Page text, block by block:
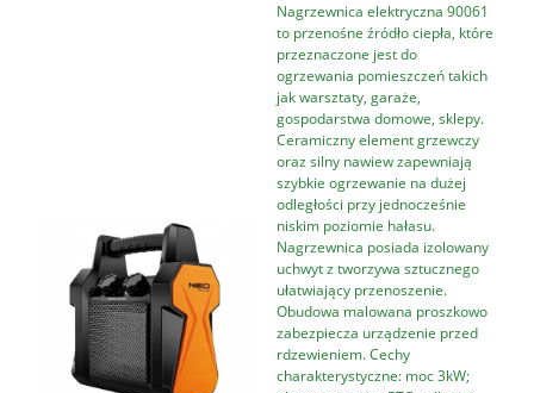
Nagrzewnica elektryczna 90061
to przenośne źródło ciepła, które
przeznaczone jest do
ogrzewania pomieszczeń takich
jak warsztaty, garaże,
gospodarstwa domowe, sklepy.
Ceramiczny element grzewczy
oraz silny nawiew zapewniają
szybkie ogrzewanie na dużej
odległości przy jednocześnie
niskim poziomie hałasu.
Nagrzewnica posiada izolowany
uchwyt z tworzywa sztucznego
ułatwiający przenoszenie.
Obudowa malowana proszkowo
zabezpiecza urządzenie przed
rdzewieniem. Cechy
charakterystyczne: moc 3kW;